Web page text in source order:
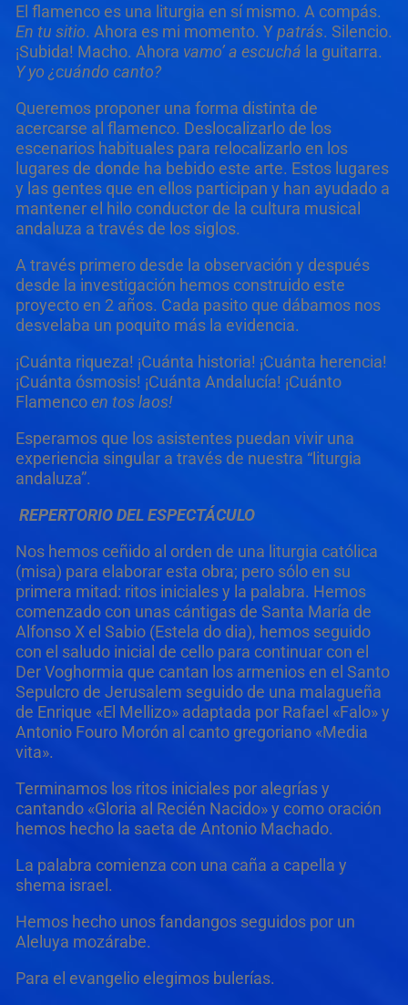
El flamenco es una liturgia en sí mismo. A compás.
En tu sitio. Ahora es mi momento. Ypatrás. Silencio.
¡Subida! Macho. Ahora vamo’ a escuchá la guitarra.
Y yo ¿cuándo canto?
Queremos proponer una forma distinta de
acercarse al flamenco. Deslocalizarlo de los
escenarios habituales para relocalizarlo en los
lugares de donde ha bebido este arte. Estos lugares
y las gentes que en ellos participan y han ayudado a
mantener el hilo conductor de la cultura musical
andaluza a través de los siglos.
A través primero desde la observación y después
desde la investigación hemos construido este
proyecto en 2 años. Cada pasito que dábamos nos
desvelaba un poquito más la evidencia.
¡Cuánta riqueza! ¡Cuánta historia! ¡Cuánta herencia!
¡Cuánta ósmosis! ¡Cuánta Andalucía! ¡Cuánto
Flamencoen tos laos!
Esperamos que los asistentes puedan vivir una
experiencia singular a través de nuestra “liturgia
andaluza”.
REPERTORIO DEL ESPECTÁCULO
Nos hemos ceñido al orden de una liturgia católica
(misa) para elaborar esta obra; pero sólo en su
primera mitad: ritos iniciales y la palabra. Hemos
comenzado con unas cántigas de Santa María de
Alfonso X el Sabio (Estela do dia), hemos seguido
con el saludo inicial de cello para continuar con el
Der Voghormia que cantan los armenios en el Santo
Sepulcro de Jerusalem seguido de una malagueña
de Enrique «El Mellizo» adaptada por Rafael «Falo» y
Antonio Fouro Morón al canto gregoriano «Media
vita».
Terminamos los ritos iniciales por alegrías y
cantando «Gloria al Recién Nacido» y como oración
hemos hecho la saeta de Antonio Machado.
La palabra comienza con una caña a capella y
shema israel.
Hemos hecho unos fandangos seguidos por un
Aleluya mozárabe.
Para el evangelio elegimos bulerías.